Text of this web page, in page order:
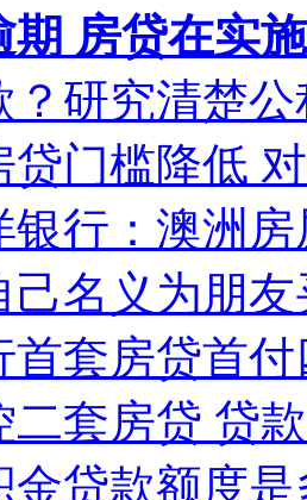
期 房贷在实
？研究清楚
贷门槛降低
银行：澳洲
己名义为朋
首套房贷首
二套房贷 贷
金贷款额度